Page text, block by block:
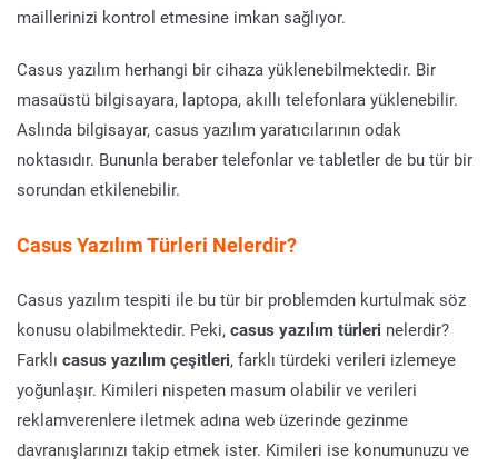
maillerinizi kontrol etmesine imkan sağlıyor.
Casus yazılım herhangi bir cihaza yüklenebilmektedir. Bir
masaüstü bilgisayara, laptopa, akıllı telefonlara yüklenebilir.
Aslında bilgisayar, casus yazılım yaratıcılarının odak
noktasıdır. Bununla beraber telefonlar ve tabletler de bu tür bir
sorundan etkilenebilir.
Casus Yazılım Türleri Nelerdir?
Casus yazılım tespiti ile bu tür bir problemden kurtulmak söz
konusu olabilmektedir. Peki, casus yazılım türleri nelerdir?
Farklı casus yazılım çeşitleri, farklı türdeki verileri izlemeye
yoğunlaşır. Kimileri nispeten masum olabilir ve verileri
reklamverenlere iletmek adına web üzerinde gezinme
davranışlarınızı takip etmek ister. Kimileri ise konumunuzu ve